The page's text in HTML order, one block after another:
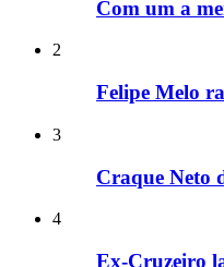
Com um a
2
Felipe Melo
3
Craque Neto
4
Ex-Cruzeiro